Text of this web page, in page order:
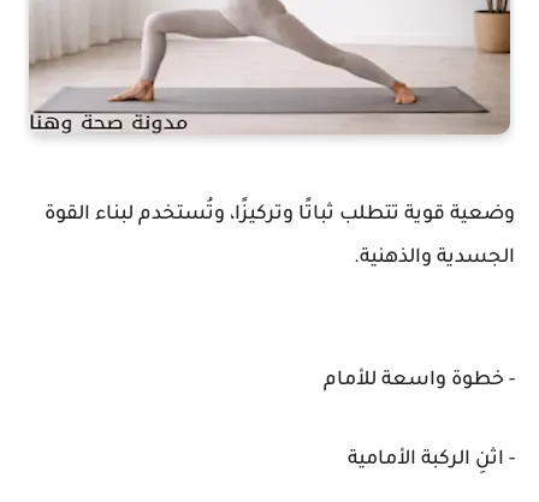
وضعية قوية تتطلب ثباتًا وتركيزًا، وتُستخدم لبناء القوة
الجسدية والذهنية.
- خطوة واسعة للأمام
- اثنِ الركبة الأمامية